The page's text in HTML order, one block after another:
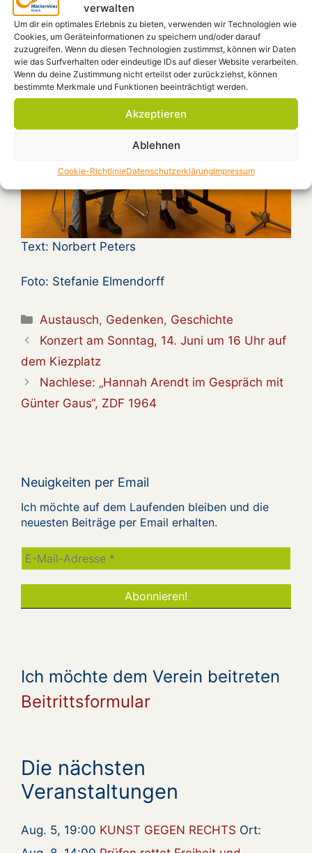
verwalten
Um dir ein optimales Erlebnis zu bieten, verwenden wir Technologien wie
Cookies, um Geräteinformationen zu speichern und/oder darauf
zuzugreifen. Wenn du diesen Technologien zustimmst, können wir Daten
wie das Surfverhalten oder eindeutige IDs auf dieser Website verarbeiten.
Wenn du deine Zustimmung nicht erteilst oder zurückziehst, können
bestimmte Merkmale und Funktionen beeinträchtigt werden.
Akzeptieren
Ablehnen
Cookie-RichtlinieDatenschutzerklärungImpressum
Text: Norbert Peters
Foto: Stefanie Elmendorff
Kategorien
Austausch, Gedenken, Geschichte
Konzert am Sonntag, 14. Juni um 16 Uhr auf
dem Kiezplatz
Nachlese: „Hannah Arendt im Gespräch mit
Günter Gaus“, ZDF 1964
Neuigkeiten per Email
Ich möchte auf dem Laufenden bleiben und die
neuesten Beiträge per Email erhalten.
Ich möchte dem Verein beitreten
Beitrittsformular
Die nächsten
Veranstaltungen
Aug. 5, 19:00 KUNST GEGEN RECHTS Ort: